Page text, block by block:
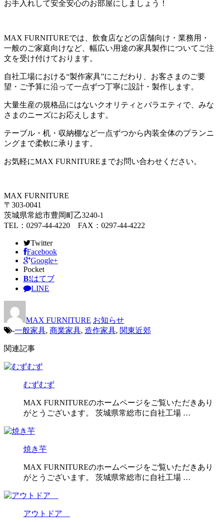
お手入れして安全安心のお部屋にしましょう！
MAX FURNITUREでは、飲食店などの店舗向け・業務用・
一般のご家庭向けなど、幅広い用途の家具製作についてご注
文を受け付けております。
自社工場における“製作家具”にこだわり、お客さまのご要
望・ご予算に沿って一点ずつ丁寧に設計・製作します。
大量生産の規格品にはないクオリティとバラエティで、みな
さまのニーズにお応えします。
テーブル・机・収納棚など一点ずつから内装全体のプランニ
ングまで柔軟に承ります。
お気軽にMAX FURNITUREまでお問い合わせください。
MAX FURNITURE
〒303-0041
茨城県常総市豊岡町乙3240-1
TEL：0297-44-4220 FAX：0297-44-4222
Twitter
Facebook
Google+
Pocket
B!はてブ
LINE
MAX FURNITURE お知らせ
-一般家具, 商業家具, 造作家具, 関東近郊
関連記事
むずむず
MAX FURNITUREのホームページをご覧いただきあり
がとうございます。 茨城県常総市に自社工場 …
焼き芋
MAX FURNITUREのホームページをご覧いただきあり
がとうございます。 茨城県常総市に自社工場 …
アウトドア